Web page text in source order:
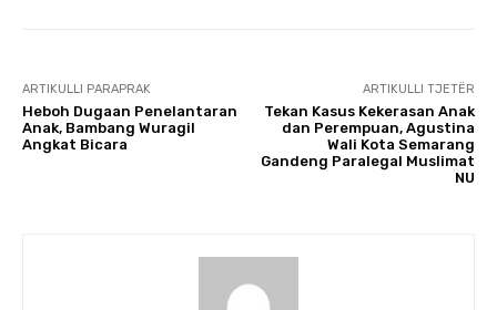
ARTIKULLI PARAPRAK
Heboh Dugaan Penelantaran
Anak, Bambang Wuragil
Angkat Bicara
ARTIKULLI TJETËR
Tekan Kasus Kekerasan Anak
dan Perempuan, Agustina
Wali Kota Semarang
Gandeng Paralegal Muslimat
NU